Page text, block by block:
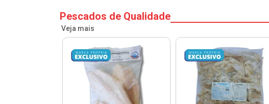
Pescados de Qualidade
Veja mais